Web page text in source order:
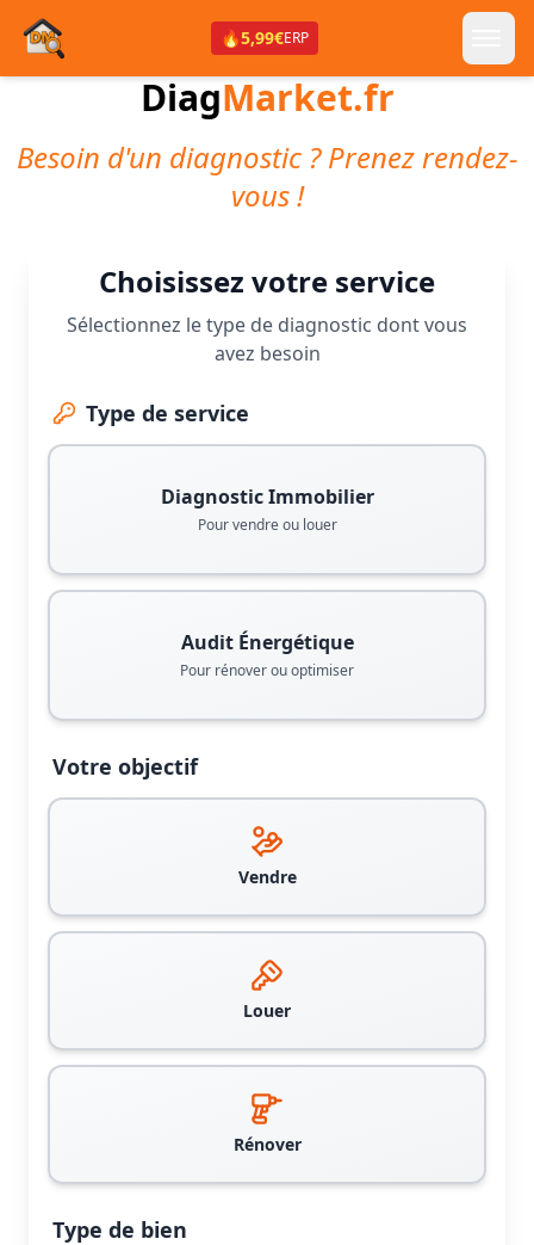
🔥5,99€ERP
DiagMarket.fr
Besoin d'un diagnostic ? Prenez rendez-
vous !
Choisissez votre service
Sélectionnez le type de diagnostic dont vous
avez besoin
Type de service
Diagnostic Immobilier
Pour vendre ou louer
Audit Énergétique
Pour rénover ou optimiser
Votre objectif
Vendre
Louer
Rénover
Type de bien